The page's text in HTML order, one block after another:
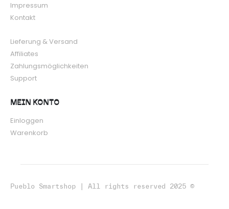
Impressum
Kontakt
Lieferung & Versand
Affiliates
Zahlungsmöglichkeiten
Support
MEIN KONTO
Einloggen
Warenkorb
Pueblo Smartshop | All rights reserved 2025 ©